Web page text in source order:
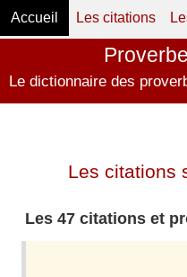
Accueil Les citations
Le dictionnaire des
Les citations
Les 47 citations et